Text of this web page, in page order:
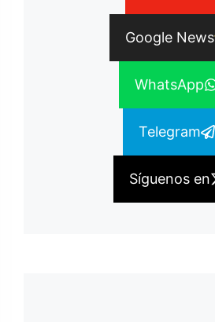
Google News
WhatsApp
Telegram
Síguenos en